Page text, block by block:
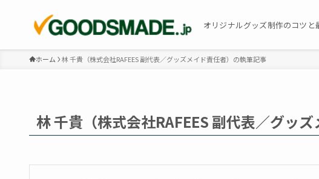
オリジナルグッズ制作のコツと
ホーム 林 千貴（株式会社RAFEES 副代表／グッズメイド責任者）の執筆記事
林 千貴（株式会社RAFEES 副代表／グッズ